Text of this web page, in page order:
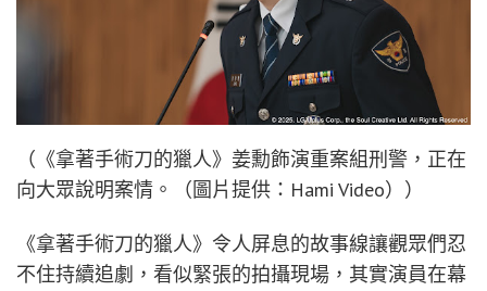
（《拿著手術刀的獵人》姜勳飾演重案組刑警，正在
向大眾說明案情。（圖片提供：Hami Video））
《拿著手術刀的獵人》令人屏息的故事線讓觀眾們忍
不住持續追劇，看似緊張的拍攝現場，其實演員在幕